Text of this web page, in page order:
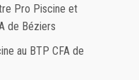
Pro Piscine et
de Béziers
au BTP CFA de